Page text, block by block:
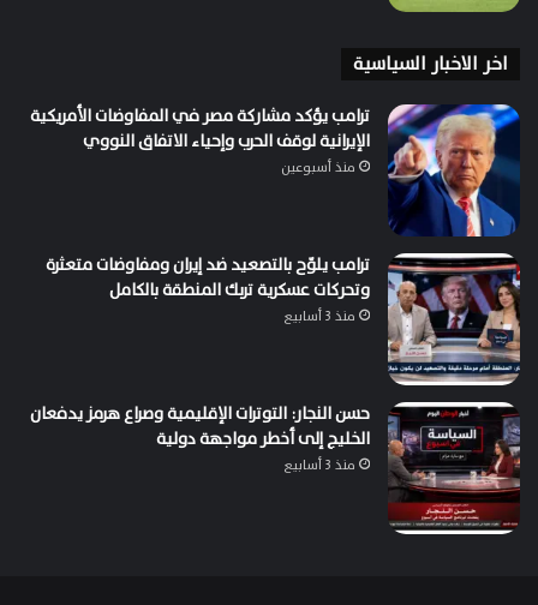
اخر الاخبار السياسية
ترامب يؤكد مشاركة مصر في المفاوضات الأمريكية
الإيرانية لوقف الحرب وإحياء الاتفاق النووي
منذ أسبوعين
ترامب يلوّح بالتصعيد ضد إيران ومفاوضات متعثرة
وتحركات عسكرية تربك المنطقة بالكامل
منذ 3 أسابيع
حسن النجار: التوترات الإقليمية وصراع هرمز يدفعان
الخليج إلى أخطر مواجهة دولية
منذ 3 أسابيع